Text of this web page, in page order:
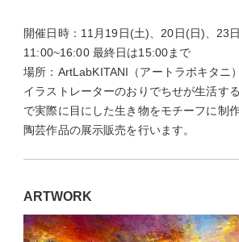
開催日時：11月19日(土)、20日(日)、23
11:00~16:00 最終日は15:00まで
場所：ArtLabKITANI（アートラボキタニ）
イラストレーターのおりでちせが生活す
で実際に目にした生き物をモチーフに制
陶芸作品の展示販売を行います。
ARTWORK